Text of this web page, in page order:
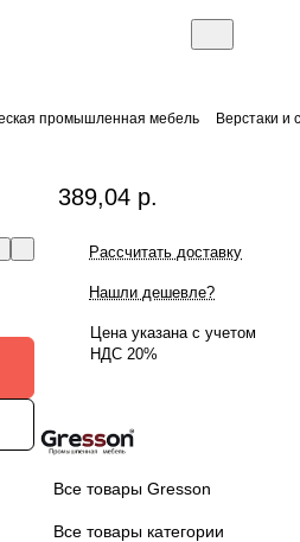
промышленная мебель Верстаки и
389,04 р.
Рассчитать доставку
Нашли дешевле?
Цена указана с учетом
НДС 20%
Все товары Gresson
Все товары категории